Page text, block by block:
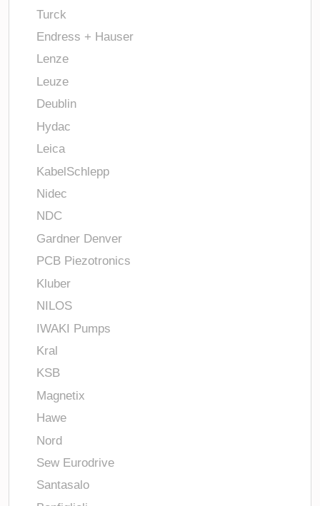
Turck
Endress + Hauser
Lenze
Leuze
Deublin
Hydac
Leica
KabelSchlepp
Nidec
NDC
Gardner Denver
PCB Piezotronics
Kluber
NILOS
IWAKI Pumps
Kral
KSB
Magnetix
Hawe
Nord
Sew Eurodrive
Santasalo